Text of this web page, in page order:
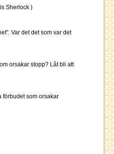
Sherlock )
Var det det som var det
orsakar stopp? Låt bli att
förbudet som orsakar